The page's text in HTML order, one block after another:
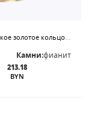
кц071 Женское золотое кольцо с фианитами разных форм
Камни:фианит
213.18
BYN